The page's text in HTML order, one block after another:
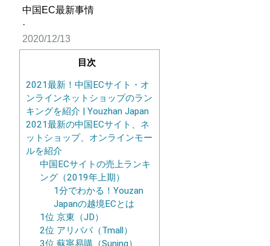
中国EC最新事情
·
2020/12/13
目次
2021最新！中国ECサイト・オ
ンラインネットショップのラン
キングを紹介 | Youzhan Japan
2021最新の中国ECサイト、ネ
ットショップ、オンラインモー
ルを紹介
中国ECサイトの売上ランキ
ング（2019年上期）
1分でわかる！Youzan
Japanの越境ECとは
1位 京東（JD）
2位 アリババ（Tmall）
3位 蘇寧易購（Suning）